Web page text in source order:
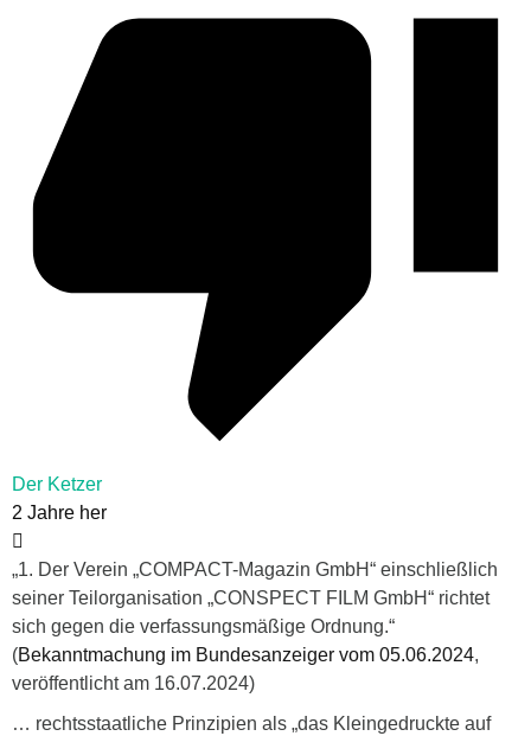
Der Ketzer
2 Jahre her
„1. Der Verein „COMPACT-Magazin GmbH“ einschließlich
seiner Teilorganisation „CONSPECT FILM GmbH“ richtet
sich gegen die verfassungsmäßige Ordnung.“
(Bekanntmachung im Bundesanzeiger vom 05.06.2024,
veröffentlicht am 16.07.2024)
… rechtsstaatliche Prinzipien als „das Kleingedruckte auf